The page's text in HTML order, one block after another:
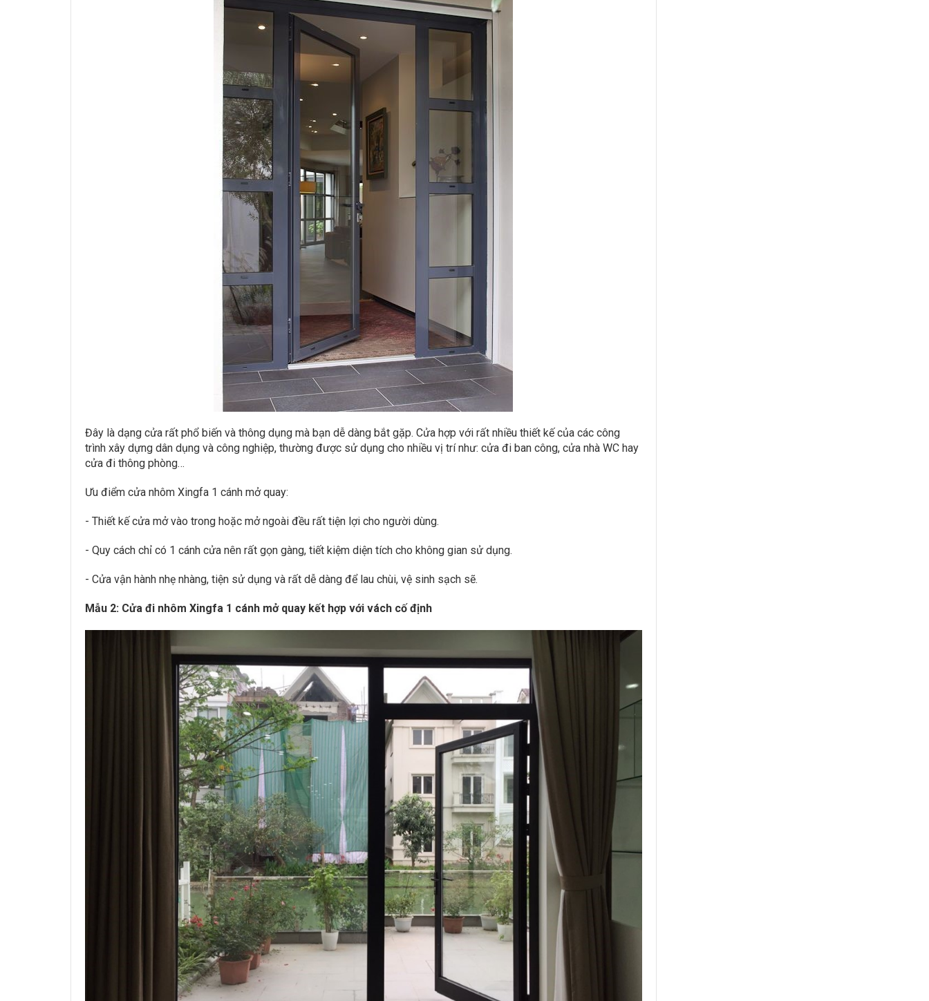
Đây là dạng cửa rất phổ biến và thông dụng mà bạn dễ dàng bắt gặp. Cửa hợp với rất nhiều thiết kế của các công
trình xây dựng dân dụng và công nghiệp, thường được sử dụng cho nhiều vị trí như: cửa đi ban công, cửa nhà WC hay
cửa đi thông phòng…
Ưu điểm cửa nhôm Xingfa 1 cánh mở quay:
- Thiết kế cửa mở vào trong hoặc mở ngoài đều rất tiện lợi cho người dùng.
- Quy cách chỉ có 1 cánh cửa nên rất gọn gàng, tiết kiệm diện tích cho không gian sử dụng.
- Cửa vận hành nhẹ nhàng, tiện sử dụng và rất dễ dàng để lau chùi, vệ sinh sạch sẽ.
Mẫu 2: Cửa đi nhôm Xingfa 1 cánh mở quay kết hợp với vách cố định